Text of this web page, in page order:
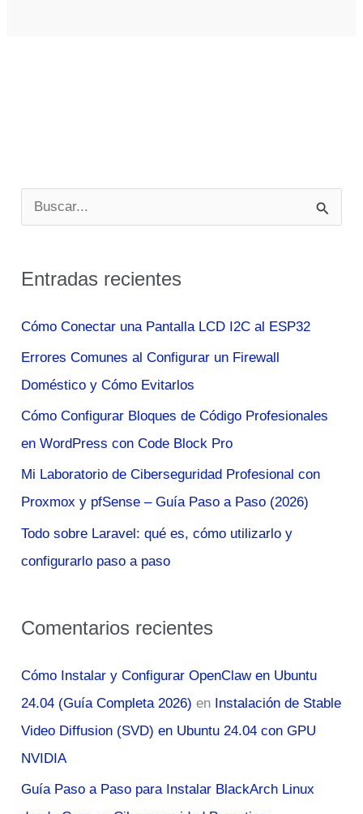
u
c
p
o
r
:
Entradas recientes
Cómo Conectar una Pantalla LCD I2C al ESP32
Errores Comunes al Configurar un Firewall
Doméstico y Cómo Evitarlos
Cómo Configurar Bloques de Código Profesionales
en WordPress con Code Block Pro
Mi Laboratorio de Ciberseguridad Profesional con
Proxmox y pfSense – Guía Paso a Paso (2026)
Todo sobre Laravel: qué es, cómo utilizarlo y
configurarlo paso a paso
Comentarios recientes
Cómo Instalar y Configurar OpenClaw en Ubuntu
24.04 (Guía Completa 2026) en Instalación de Stable
Video Diffusion (SVD) en Ubuntu 24.04 con GPU
NVIDIA
Guía Paso a Paso para Instalar BlackArch Linux